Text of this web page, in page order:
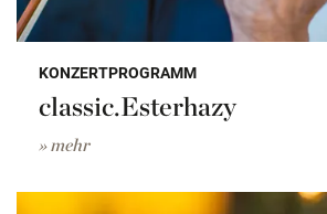
KONZERTPROGRAMM
classic.Esterhazy
» mehr